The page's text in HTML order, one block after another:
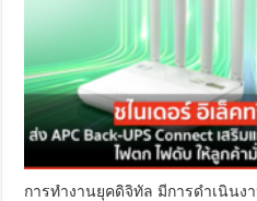
อิเล็ค
ทริค
จับ
AIS
ส่ง
APC
Back-
UPS
เสริม
การทำงานยุคดิจิทัล มีการดำเนิน